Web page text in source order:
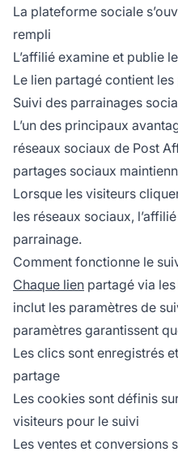
La plateforme sociale
rempli
L’affilié examine et publie
Le lien partagé contient
Suivi des parrainages
L’un des principaux
réseaux sociaux de Post
partages sociaux
Lorsque les visiteurs
les réseaux sociaux,
parrainage.
Comment fonctionne le
Chaque lien partagé via
inclut les paramètres de
paramètres garantissent
Les clics sont enregistrés
partage
Les cookies sont définis
visiteurs pour le suivi
Les ventes et conversions